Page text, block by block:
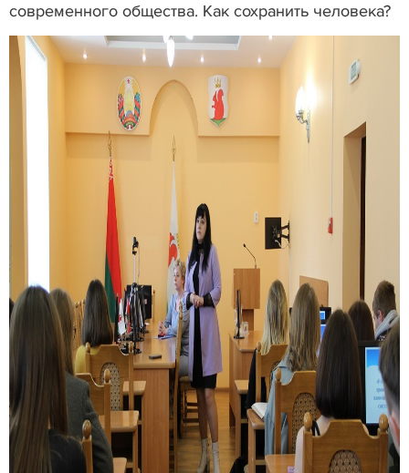
современного общества. Как сохранить человека?